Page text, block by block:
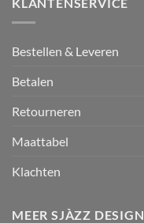
KLANTENSERVICE
Bestellen & Leveren
Betalen
Retourneren
Maattabel
Klachten
MEER SJÀZZ DESIGN